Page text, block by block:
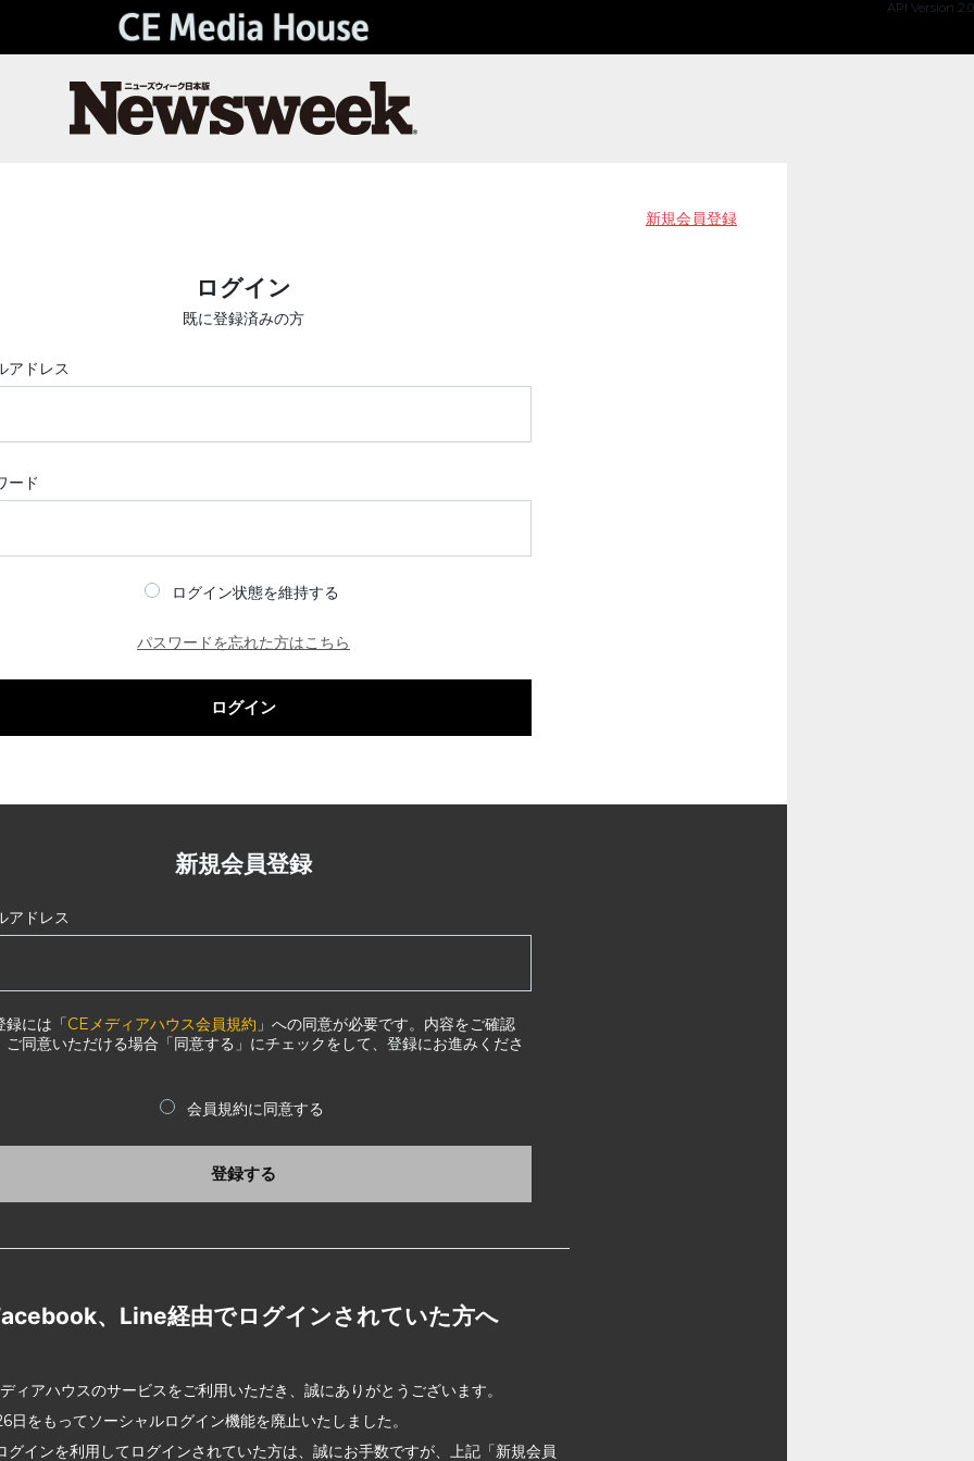
API Version 2.0
新規会員登録
ログイン
既に登録済みの方
アドレス
ード
ログイン状態を維持する
パスワードを忘れた方はこちら
ログイン
新規会員登録
アドレス
録には「CEメディアハウス会員規約 」への同意が必要です。内容をご確認
ご同意いただける場合「同意する」にチェックをして、登録にお進みくださ
会員規約に同意する
登録する
、Line経由でログインされていた方へ
ィアハウスのサービスをご利用いただき、誠にありがとうございます。
日をもってソーシャルログイン機能を廃止いたしました。
グインを利用してログインされていた方は、誠にお手数ですが、上記「新規会員